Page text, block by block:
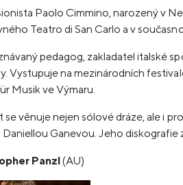
Paolo Cimmino, narozený v
Teatro di San Carlo a v
pedagog, zakladatel italské
Vystupuje na mezinárodních
Musik ve Výmaru.
věnuje nejen sólové dráze, ale i
Ganevou. Jeho diskografie
Panzl(AU)